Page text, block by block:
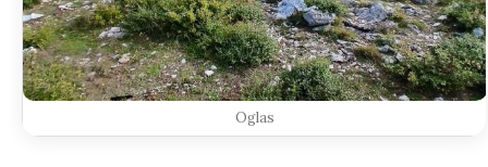
Oglas